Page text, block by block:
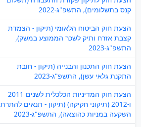
קנס בתשלומים), התשפ"ג-2022
הצעת חוק הביטוח הלאומי (תיקון - הצמדת
קצבת אזרח ותיק לשכר הממוצע במשק),
התשפ"ג-2023
הצעת חוק התכנון והבנייה (תיקון - חובת
התקנת גלאי עשן), התשפ"ג-2023
הצעת חוק המדיניות הכלכלית לשנים 2011
ו-2012 (תיקוני חקיקה) (תיקון - תנאים להתרת
השקעה במניות כהוצאה), התשפ"ג-2023